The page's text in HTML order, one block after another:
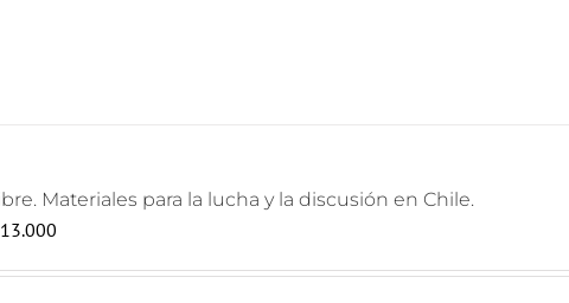
Materiales para la lucha y la discusión en Chile.
13.000El